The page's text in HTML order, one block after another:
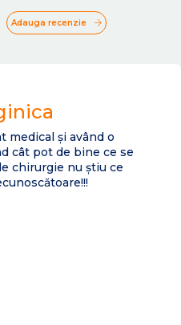
Adauga recenzie
medical și având o
cât pot de bine ce se
chirurgie nu știu ce